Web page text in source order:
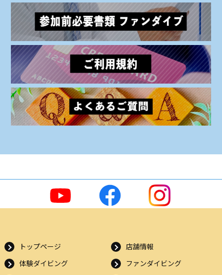
トップページ
店舗情報
体験ダイビング
ファンダイビング